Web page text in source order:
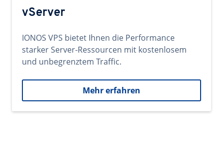
vServer
IONOS VPS bietet Ihnen die Performance
starker Server-Ressourcen mit kostenlosem
und unbegrenztem Traffic.
Mehr erfahren